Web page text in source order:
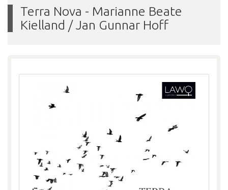
Terra Nova - Marianne Beate
Kielland / Jan Gunnar Hoff